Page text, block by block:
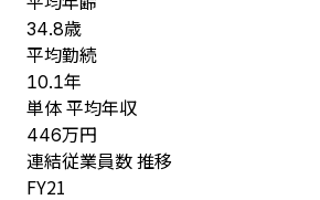
34.8歳
平均勤続
10.1年
単体 平均年収
446万円
連結従業員数 推移
FY21